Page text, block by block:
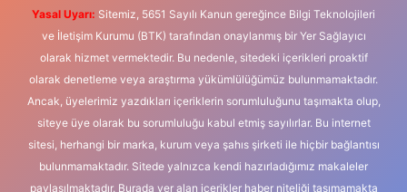
Yasal Uyarı: Sitemiz, 5651 Sayılı Kanun gereğince Bilgi Teknolojileri
ve İletişim Kurumu (BTK) tarafından onaylanmış bir Yer Sağlayıcı
olarak hizmet vermektedir. Bu nedenle, sitedeki içerikleri proaktif
olarak denetleme veya araştırma yükümlülüğümüz bulunmamaktadır.
Ancak, üyelerimiz yazdıkları içeriklerin sorumluluğunu taşımakta olup,
siteye üye olarak bu sorumluluğu kabul etmiş sayılırlar. Bu internet
sitesi, herhangi bir marka, kurum veya şahıs şirketi ile hiçbir bağlantısı
bulunmamaktadır. Sitede yalnızca kendi hazırladığımız makaleler
paylaşılmaktadır. Burada yer alan içerikler haber niteliği taşımamakta